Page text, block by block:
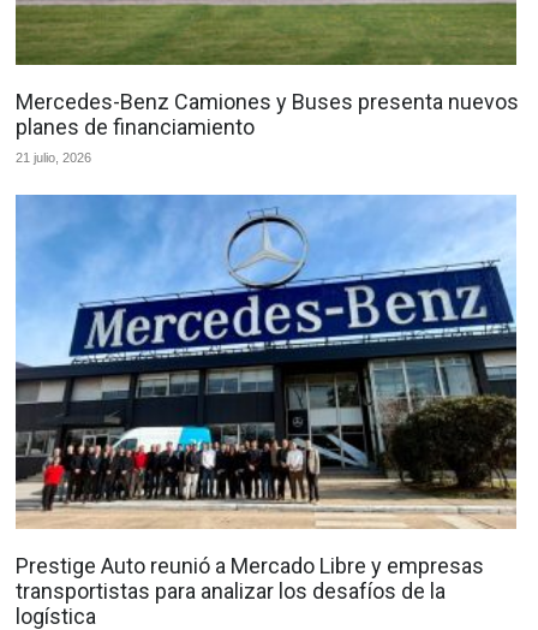
Mercedes-Benz Camiones y Buses presenta nuevos
planes de financiamiento
21 julio, 2026
Prestige Auto reunió a Mercado Libre y empresas
transportistas para analizar los desafíos de la
logística